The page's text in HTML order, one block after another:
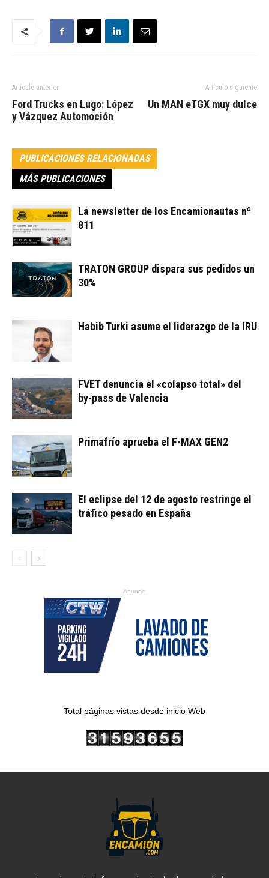
Artículo anterior
Ford Trucks en Lugo: López
y Vázquez Automoción
Artículo siguiente
Un MAN eTGX muy dulce
PUBLICACIONES RELACIONADAS
MÁS PUBLICACIONES
La newsletter de los Encamionautas nº
811
TRATON GROUP dispara sus pedidos un
30%
Habib Turki asume el liderazgo de la IRU
FVET denuncia el «colapso total» del
by-pass de Valencia
Primafrío aprueba el F-MAX GEN2
El eclipse del 12 de agosto restringe el
tráfico pesado en España
Anuncio
Total páginas vistas desde inicio Web